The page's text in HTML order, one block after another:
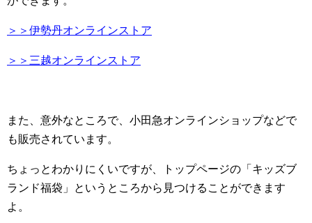
＞＞伊勢丹オンラインストア
＞＞三越オンラインストア
また、意外なところで、小田急オンラインショップなどで
も販売されています。
ちょっとわかりにくいですが、トップページの「キッズブ
ランド福袋」というところから見つけることができます
よ。